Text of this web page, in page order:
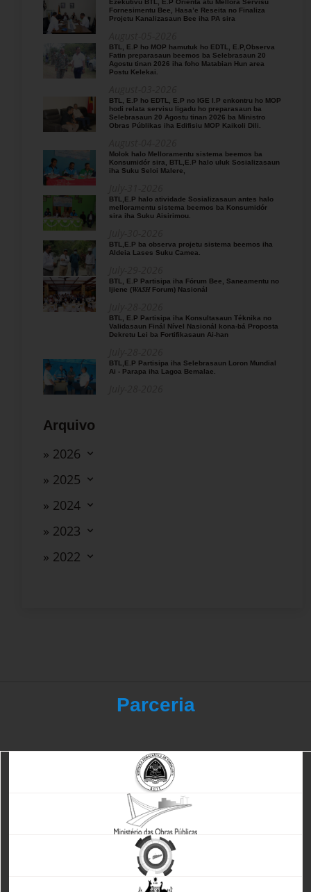
Ezekutivu BTL, E.P Orienta atu Mellora Servisu
Fornesimentu Bee, Hasa’e Reseita no Finaliza
Projetu Kanalizasaun Bee iha PA sira
BTL, E.P ho MOP hamutuk ho EDTL, E.P,Observa
Fatin preparasaun beemos ba Selebrasaun 20
Agostu tinan 2026 iha foho Matabian Hun area
Postu Kelekai.
BTL, E.P ho EDTL, E.P no IGE I.P enkontru ho MOP
hodi relata servisu ligadu ho preparasaun ba
Selebrasaun 20 Agostu tinan 2026 ba Ministro
Obras Públikas iha Edifisiu MOP Kaikoli Dili.
Molok halo Melloramentu sistema beemos ba
Konsumidór sira, BTL,E.P halo uluk Sosializasaun
iha Suku Seloi Malere,
BTL,E.P halo atividade Sosializasaun antes halo
melloramentu sistema beemos ba Konsumidór
sira iha Suku Aisirimou.
BTL,E.P ba observa projetu sistema beemos iha
Aldeia Lases Suku Camea.
BTL, E.P Partisipa iha Fórum Bee, Saneamentu no
Ijiene (𝑊𝐴𝑆𝐻 Forum) Nasionál
BTL, E.P Partisipa iha Konsultasaun Téknika no
Validasaun Finál Nível Nasionál kona-bá Proposta
Dekretu Lei ba Fortifikasaun Ai-han
BTL,E.P Partisipa iha Selebrasaun Loron Mundial
Ai - Parapa iha Lagoa Bemalae.
Arquivo
» 2026
» 2025
» 2024
» 2023
» 2022
Parceria